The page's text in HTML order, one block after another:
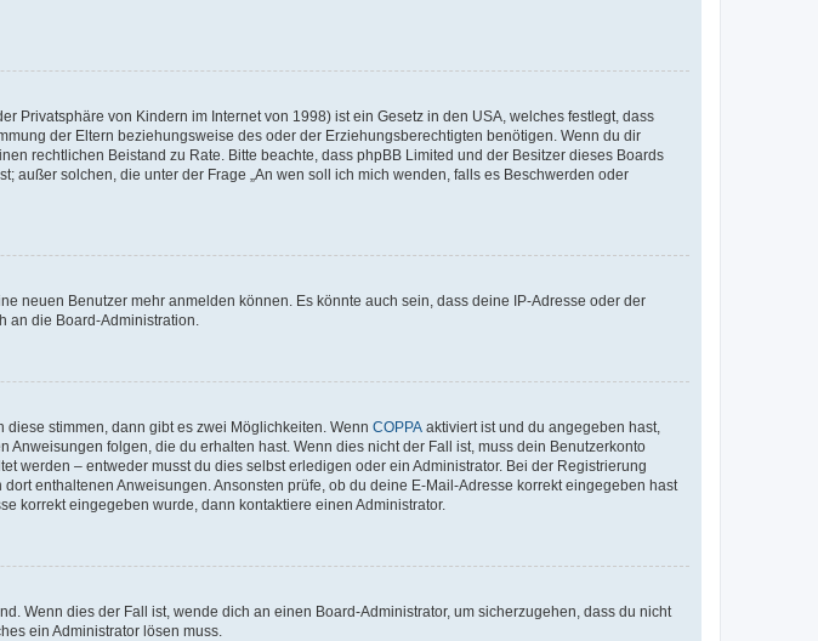
Privatsphäre von Kindern im Internet von 1998) ist ein Gesetz in den USA, welches festlegt, dass
der Eltern beziehungsweise des oder der Erziehungsberechtigten benötigen. Wenn du dir
rechtlichen Beistand zu Rate. Bitte beachte, dass phpBB Limited und der Besitzer dieses Boards
außer solchen, die unter der Frage „An wen soll ich mich wenden, falls es Beschwerden oder
neuen Benutzer mehr anmelden können. Es könnte auch sein, dass deine IP-Adresse oder der
an die Board-Administration.
stimmen, dann gibt es zwei Möglichkeiten. Wenn COPPA aktiviert ist und du angegeben hast,
folgen, die du erhalten hast. Wenn dies nicht der Fall ist, muss dein Benutzerkonto
werden – entweder musst du dies selbst erledigen oder ein Administrator. Bei der Registrierung
enthaltenen Anweisungen. Ansonsten prüfe, ob du deine E-Mail-Adresse korrekt eingegeben hast
korrekt eingegeben wurde, dann kontaktiere einen Administrator.
Wenn dies der Fall ist, wende dich an einen Board-Administrator, um sicherzugehen, dass du nicht
ein Administrator lösen muss.